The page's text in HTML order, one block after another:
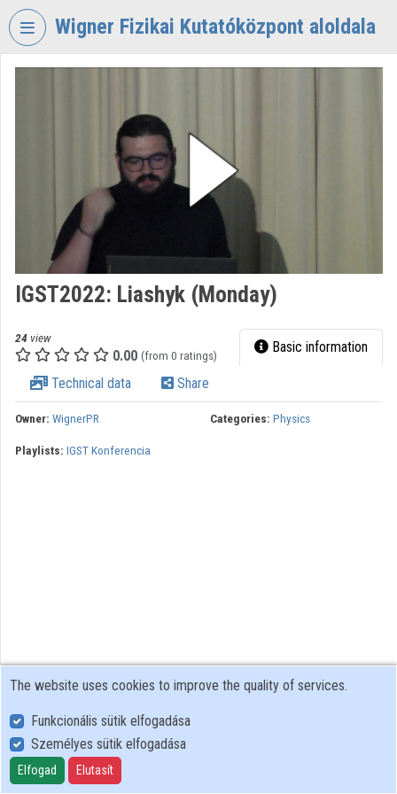
Skip header
Wigner Fizikai Kutatóközpont aloldala
KUTATÓKÖZPONT
Organization home
Log In
Organization playlists
Organizations
IGST2022: Liashyk (Monday)
24 view
0.00 (from 0 ratings) Basic information
Technical data Share
Owner: WignerPR Categories: Physics
Playlists: IGST Konferencia
User Policy
Adatkezelési tájékoztató (en)
Cookie Policy
The website uses cookies to improve the quality of services.
Funkcionális sütik elfogadása
Személyes sütik elfogadása
Elfogad Elutasít